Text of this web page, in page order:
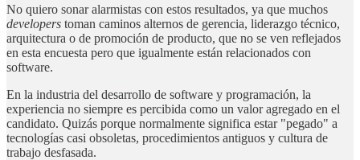
No quiero sonar alarmistas con estos resultados, ya que muchos
developers toman caminos alternos de gerencia, liderazgo técnico,
arquitectura o de promoción de producto, que no se ven reflejados
en esta encuesta pero que igualmente están relacionados con
software.
En la industria del desarrollo de software y programación, la
experiencia no siempre es percibida como un valor agregado en el
candidato. Quizás porque normalmente significa estar "pegado" a
tecnologías casi obsoletas, procedimientos antiguos y cultura de
trabajo desfasada.